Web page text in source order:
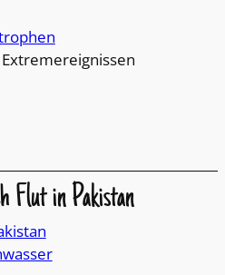
Flut in Pakistan